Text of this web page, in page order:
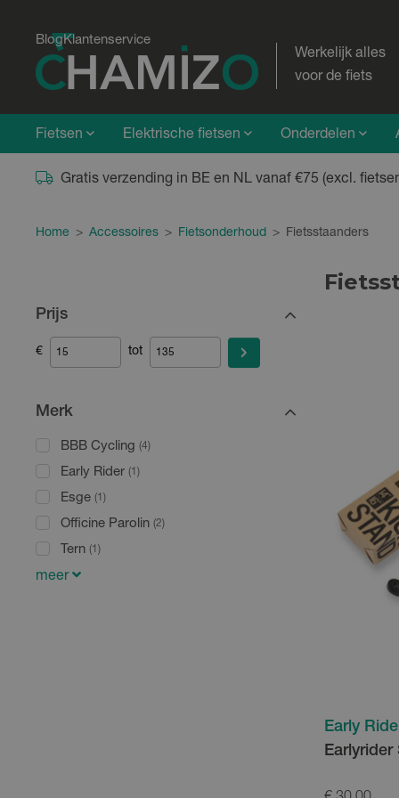
BlogKlantenservice
Werkelijk alles
voor de fiets
Fietsen Elektrische fietsen Onderdelen
Gratis verzending in BE en NL vanaf €75 (excl.
Home > Accessoires > Fietsonderhoud > Fietsstaanders
Prijs
€ tot
Merk
BBB Cycling (4)
Early Rider (1)
Esge (1)
Officine Parolin (2)
Tern (1)
meer
Early